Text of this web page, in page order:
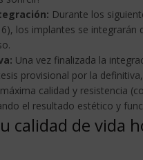
Durante los
los implantes se integrarán
Una vez finalizada la
provisional por la
calidad y resistencia
el resultado estético y
calidad de vida